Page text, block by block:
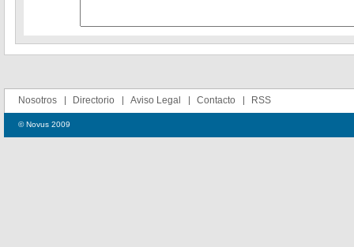
Nosotros Directorio Aviso Legal Contacto RSS
© Novus 2009